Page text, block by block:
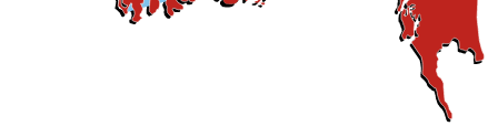
আজ থেকে সবার জন্য উন্মুক্ত জুলাই স্মৃতি জাদুঘর
৬ আগস্ট, ২০২৬
৬ আগস্ট, ২০২৬